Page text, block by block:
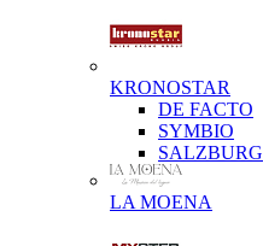
KRONOSTAR
DE FACTO
SYMBIO
SALZBURG
LA MOENA